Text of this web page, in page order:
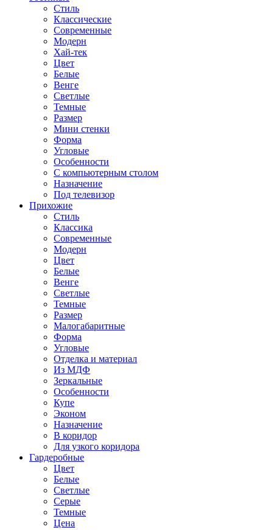
Стиль
Классические
Современные
Модерн
Хай-тек
Цвет
Белые
Венге
Светлые
Темные
Размер
Мини стенки
Форма
Угловые
Особенности
С компьютерным столом
Назначение
Под телевизор
Прихожие
Стиль
Классика
Современные
Модерн
Цвет
Белые
Венге
Светлые
Темные
Размер
Малогабаритные
Форма
Угловые
Отделка и материал
Из МДФ
Зеркальные
Особенности
Купе
Эконом
Назначение
В коридор
Для узкого коридора
Гардеробные
Цвет
Белые
Светлые
Серые
Темные
Цена